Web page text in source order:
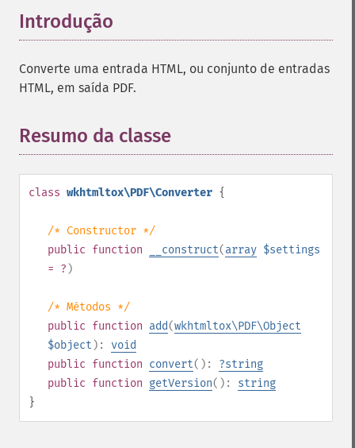
Introdução
Converte uma entrada HTML, ou conjunto de entradas
HTML, em saída PDF.
Resumo da classe
class wkhtmltox\PDF\Converter {
/* Constructor */
public function __construct(array $settings
= ? )
/* Métodos */
public function add(wkhtmltox\PDF\Object
$object ): void
public function convert(): ?string
public function getVersion(): string
}